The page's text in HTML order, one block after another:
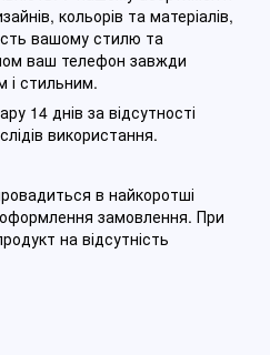
кольорів та матеріалів,
вашому стилю та
ваш телефон завжди
і стильним.
14 днів за відсутності
використання.
в найкоротші
замовлення. При
на відсутність